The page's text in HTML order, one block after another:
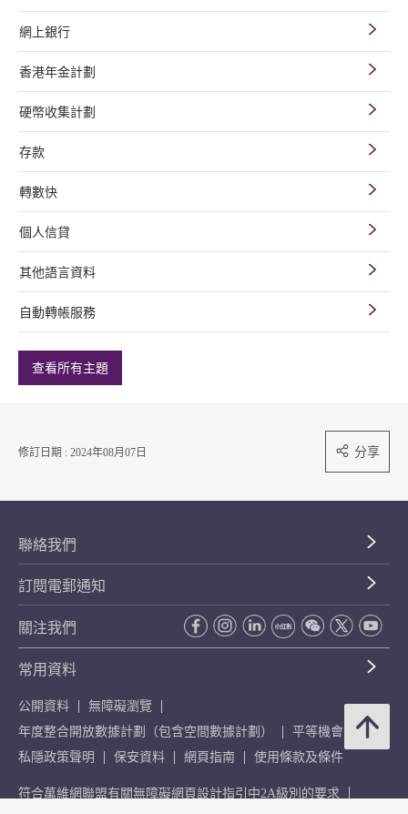
網上銀行
香港年金計劃
硬幣收集計劃
存款
轉數快
個人信貸
其他語言資料
自動轉帳服務
查看所有主題
修訂日期 : 2024年08月07日 分享
聯絡我們
訂閱電郵通知
關注我們
常用資料
公開資料
無障礙瀏覽
年度整合開放數據計劃（包含空間數據計劃）
平等機會
私隱政策聲明
保安資料 網頁指南 使用條款及條件
符合萬維網聯盟有關無障礙網頁設計指引中2A級別的要求